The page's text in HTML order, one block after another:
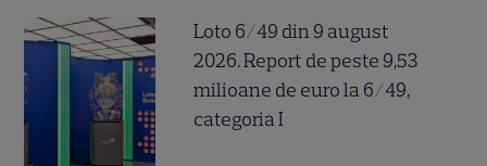
Loto 6/49 din 9 august
2026. Report de peste 9,53
milioane de euro la 6/49,
categoria I